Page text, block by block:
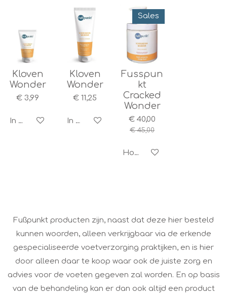
Kloven
Wonder
€ 3,99
In winkelwagen
Kloven
Wonder
€ 11,25
In winkelwagen
Sales
Fusspun
kt
Cracked
Wonder
€ 40,00
€ 45,00
Houd mij op de hoogte
Fußpunkt producten zijn, naast dat deze hier besteld
kunnen woorden, alleen verkrijgbaar via de erkende
gespecialiseerde voetverzorging praktijken, en is hier
door alleen daar te koop waar ook de juiste zorg en
advies voor de voeten gegeven zal worden. En op basis
van de behandeling kan er dan ook altijd een product